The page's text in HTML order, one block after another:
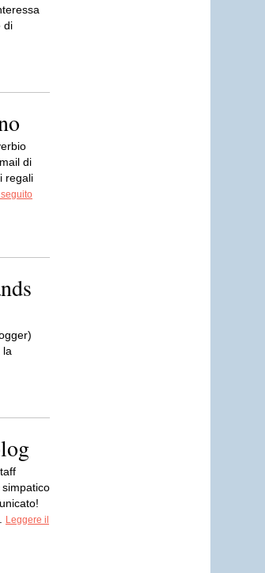
di
di
regali
la
Leggere il